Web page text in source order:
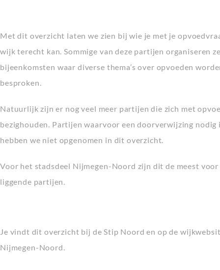
Met dit overzicht laten we zien bij wie je met je
wijk terecht kan. Sommige van deze partijen organiseren
bijeenkomsten waar diverse thema’s over opvoeden
besproken.
Natuurlijk zijn er nog veel meer partijen die zich met
bezighouden. Partijen waarvoor een doorverwijzing nodig
hebben we niet opgenomen in dit overzicht.
Voor het stadsdeel Nijmegen-Noord zijn dit de meest voor
liggende partijen.
Je vindt dit overzicht bij de Stip Noord en op de
Nijmegen-Noord.